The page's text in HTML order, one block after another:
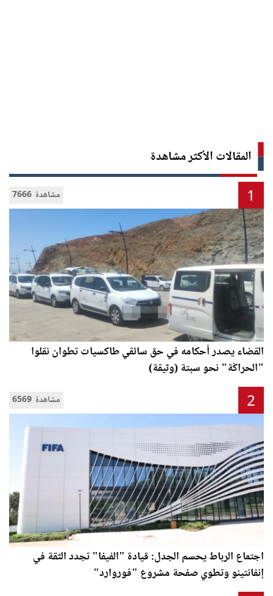
المقالات الأكثر مشاهدة
7666 مشاهدة 1
القضاء يصدر أحكامه في حق سائقي طاكسيات تطوان نقلوا
"الحراݣة" نحو سبتة (وثيقة)
6569 مشاهدة 2
اجتماع الرباط يحسم الجدل: قيادة "الفيفا" تجدد الثقة في
إنفانتينو وتطوي صفحة مشروع "فوروارد"